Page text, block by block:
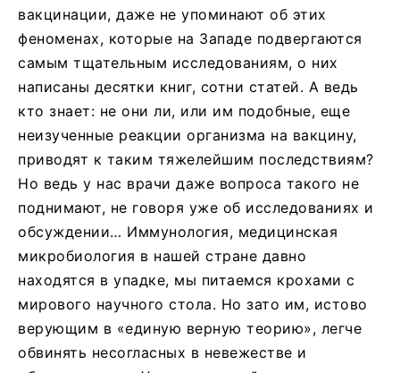
вакцинации, даже не упоминают об этих
феноменах, которые на Западе подвергаются
самым тщательным исследованиям, о них
написаны десятки книг, сотни статей. А ведь
кто знает: не они ли, или им подобные, еще
неизученные реакции организма на вакцину,
приводят к таким тяжелейшим последствиям?
Но ведь у нас врачи даже вопроса такого не
поднимают, не говоря уже об исследованиях и
обсуждении… Иммунология, медицинская
микробиология в нашей стране давно
находятся в упадке, мы питаемся крохами с
мирового научного стола. Но зато им, истово
верующим в «единую верную теорию», легче
обвинять несогласных в невежестве и